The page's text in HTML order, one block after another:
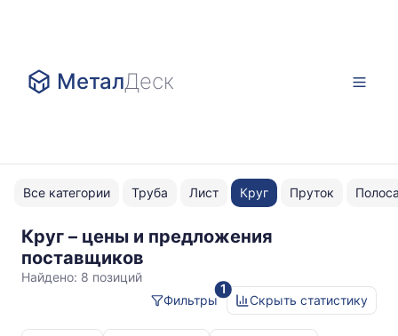
МеталДеск
Все категории Труба Лист Круг Пруток
Круг – цены и предложения
поставщиков
Найдено: 8 позиций
1
Фильтры
Скрыть статистику